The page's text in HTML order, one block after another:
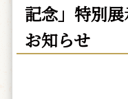
記念」特別
お知らせ